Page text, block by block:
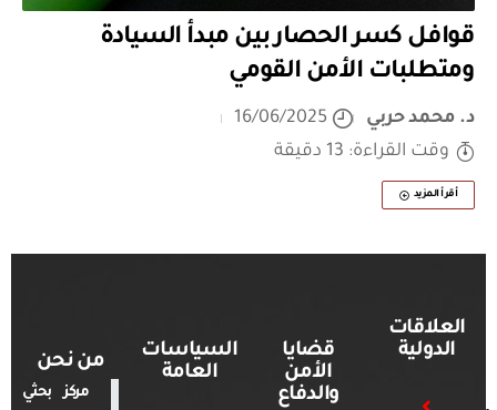
قوافل كسر الحصار بين مبدأ السيادة
ومتطلبات الأمن القومي
د. محمد حربي
16/06/2025
وقت القراءة: 13 دقيقة
أقرأ المزيد
العلاقات
الدولية
قضايا
الأمن
والدفاع
السياسات
العامة
من نحن
مركز بحثي